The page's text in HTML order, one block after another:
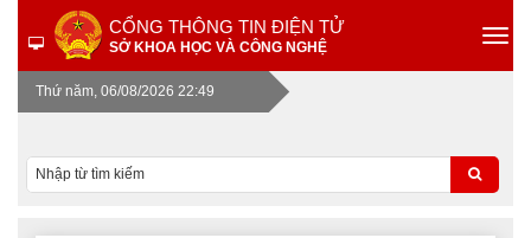
CỔNG THÔNG TIN ĐIỆN TỬ
SỞ KHOA HỌC VÀ CÔNG NGHỆ
Thứ năm, 06/08/2026 22:49